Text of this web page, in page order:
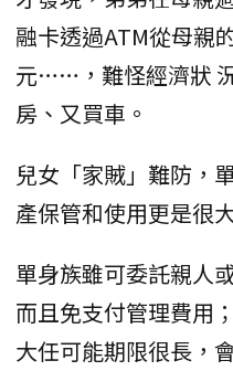
融卡透過ATM從母親
元……，難怪經濟狀
房、又買車。
兒女「家賊」難防，
產保管和使用更是很
單身族雖可委託親人
而且免支付管理費用
大任可能期限很長，